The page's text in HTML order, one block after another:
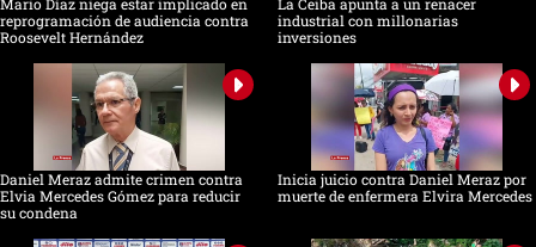
Mario Díaz niega estar implicado en
reprogramación de audiencia contra
Roosevelt Hernández
La Ceiba apunta a un renacer
industrial con millonarias
inversiones
Daniel Meraz admite crimen contra
Elvia Mercedes Gómez para reducir
su condena
Inicia juicio contra Daniel Meraz por
muerte de enfermera Elvira Mercedes